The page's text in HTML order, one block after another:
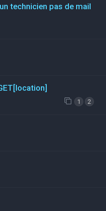
technicien pas de mail
1 2